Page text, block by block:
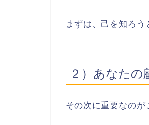
まずは、己を知ろう
２）あなたの
その次に重要なのが